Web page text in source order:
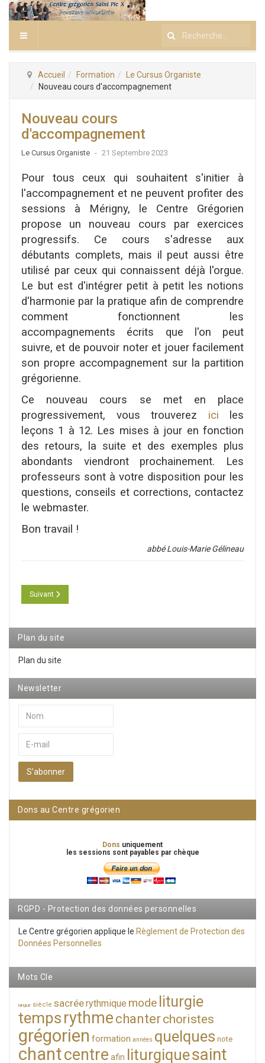
Rechercher
Accueil Formation
Le Cursus Organiste
Nouveau cours d'accompagnement
Nouveau cours
d'accompagnement
Le Cursus Organiste 21 Septembre 2023
Pour tous ceux qui souhaitent s'initier à
l'accompagnement et ne peuvent profiter des
sessions à Mérigny, le Centre Grégorien
propose un nouveau cours par exercices
progressifs. Ce cours s'adresse aux
débutants complets, mais il peut aussi être
utilisé par ceux qui connaissent déjà l'orgue.
Le but est d'intégrer petit à petit les notions
d'harmonie par la pratique afin de comprendre
comment fonctionnent les
accompagnements écrits que l'on peut
suivre, et de pouvoir noter et jouer facilement
son propre accompagnement sur la partition
grégorienne.
Ce nouveau cours se met en place
progressivement, vous trouverez ici les
leçons 1 à 12. Les mises à jour en fonction
des retours, la suite et des exemples plus
abondants viendront prochainement. Les
professeurs sont à votre disposition pour les
questions, conseils et corrections, contactez
le webmaster.
Bon travail !
abbé Louis-Marie Gélineau
Article suivant : Faut-il accompagner le chant grégorien ?
Suivant
Plan du site
Plan du site
Newsletter
S’abonner
Dons au Centre grégorien
Dons uniquement
les sessions sont payables par chèque
RGPD - Protection des données personnelles
Le Centre grégorien applique le Règlement de Protection des
Données Personnelles
Mots Cle
langue siècle sacréerythmique mode liturgie
temps rythme chanterchoristes
grégorien formation années quelques note
chantcentre afin liturgiquesaint